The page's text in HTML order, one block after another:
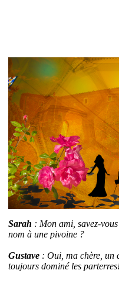
Sarah : Mon ami, savez-
nom à une pivoine ?
Gustave : Oui, ma chère, un
toujours dominé les